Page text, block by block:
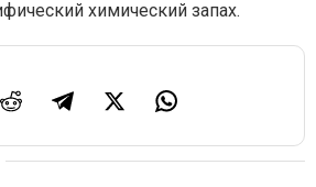
химический запах.